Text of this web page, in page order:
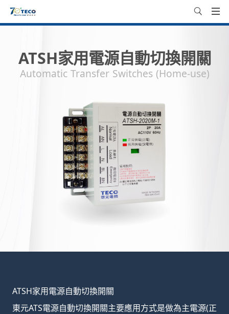
ATSH家用電源自動切換開關
Automatic Transfer Switches (Home-use)
ATSH家用電源自動切換開關
東元ATS電源自動切換開關主要應用方式是做為主電源(正